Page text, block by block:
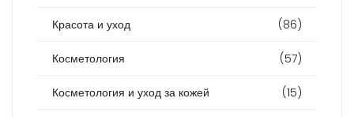
Красота и уход (86)
Косметология (57)
Косметология и уход за кожей (15)